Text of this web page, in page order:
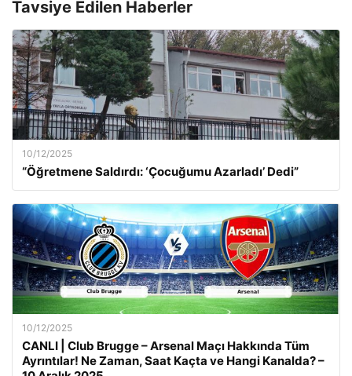
Tavsiye Edilen Haberler
10/12/2025
“Öğretmene Saldırdı: ‘Çocuğumu Azarladı’ Dedi”
10/12/2025
CANLI | Club Brugge – Arsenal Maçı Hakkında Tüm
Ayrıntılar! Ne Zaman, Saat Kaçta ve Hangi Kanalda? –